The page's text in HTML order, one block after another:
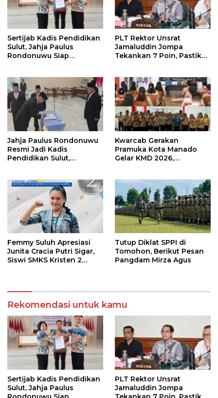
Sertijab Kadis Pendidikan
Sulut, Jahja Paulus
Rondonuwu Siap
PLT Rektor Unsrat
Jamaluddin Jompa
Tekankan 7 Poin, Pastikan
Jahja Paulus Rondonuwu
Resmi Jadi Kadis
Pendidikan Sulut,
Kwarcab Gerakan
Pramuka Kota Manado
Gelar KMD 2026,
Pramuka
Femmy Suluh Apresiasi
Junita Cracia Putri Sigar,
Siswi SMKS Kristen 2
Tutup Diklat SPPI di
Tomohon, Berikut Pesan
Pangdam Mirza Agus
Rekomendasi untuk kamu
Sertijab Kadis Pendidikan
Sulut, Jahja Paulus
PLT Rektor Unsrat
Jamaluddin Jompa